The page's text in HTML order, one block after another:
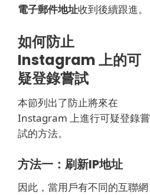
電子郵件地址收到後續跟進。
如何防止
Instagram 上的可
疑登錄嘗試
本節列出了防止將來在
Instagram 上進行可疑登錄嘗
試的方法。
方法一：刷新IP地址
因此，當用戶有不同的互聯網